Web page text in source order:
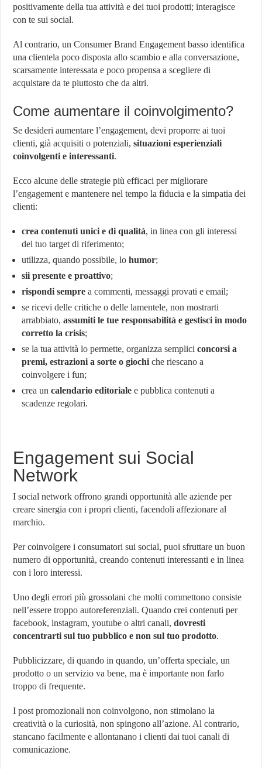
positivamente della tua attività e dei tuoi prodotti; interagisce
con te sui social.
Al contrario, un Consumer Brand Engagement basso identifica
una clientela poco disposta allo scambio e alla conversazione,
scarsamente interessata e poco propensa a scegliere di
acquistare da te piuttosto che da altri.
Come aumentare il coinvolgimento?
Se desideri aumentare l’engagement, devi proporre ai tuoi
clienti, già acquisiti o potenziali,situazioni esperienziali
coinvolgenti e interessanti.
Ecco alcune delle strategie più efficaci per migliorare
l’engagement e mantenere nel tempo la fiducia e la simpatia dei
clienti:
crea contenuti unici e di qualità, in linea con gli interessi
del tuo target di riferimento;
utilizza, quando possibile, lohumor;
sii presente e proattivo;
rispondi semprea commenti, messaggi provati e email;
se ricevi delle critiche o delle lamentele, non mostrarti
arrabbiato,assumiti le tue responsabilità e gestisci in modo
corretto la crisis;
se la tua attività lo permette, organizza sempliciconcorsi a
premi, estrazioni a sorte o giochi che riescano a
coinvolgere i fun;
crea uncalendario editoriale e pubblica contenuti a
scadenze regolari.
Engagement sui Social
Network
I social network offrono grandi opportunità alle aziende per
creare sinergia con i propri clienti, facendoli affezionare al
marchio.
Per coinvolgere i consumatori sui social, puoi sfruttare un buon
numero di opportunità, creando contenuti interessanti e in linea
con i loro interessi.
Uno degli errori più grossolani che molti commettono consiste
nell’essere troppo autoreferenziali. Quando crei contenuti per
facebook, instagram, youtube o altri canali,dovresti
concentrarti sul tuo pubblico e non sul tuo prodotto.
Pubblicizzare, di quando in quando, un’offerta speciale, un
prodotto o un servizio va bene, ma è importante non farlo
troppo di frequente.
I post promozionali non coinvolgono, non stimolano la
creatività o la curiosità, non spingono all’azione. Al contrario,
stancano facilmente e allontanano i clienti dai tuoi canali di
comunicazione.